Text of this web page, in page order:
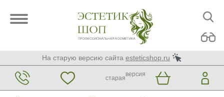
На старую версию сайта esteticshop.ru
старая
версия